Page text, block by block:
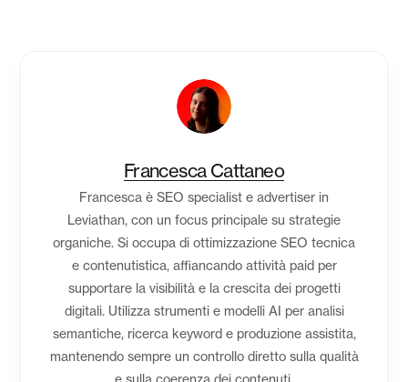
Francesca Cattaneo
Francesca è SEO specialist e advertiser in
Leviathan, con un focus principale su strategie
organiche. Si occupa di ottimizzazione SEO tecnica
e contenutistica, affiancando attività paid per
supportare la visibilità e la crescita dei progetti
digitali. Utilizza strumenti e modelli AI per analisi
semantiche, ricerca keyword e produzione assistita,
mantenendo sempre un controllo diretto sulla qualità
e sulla coerenza dei contenuti.